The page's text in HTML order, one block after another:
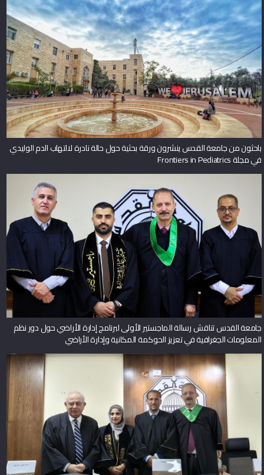
باحثون من جامعة القدس ينشرون ورقة بحثية حول حالة نادرة لالتهاب الدم الوليدي
في مجلة Frontiers in Pediatrics
جامعة القدس تناقش رسالة الماجستير الأولى لبرنامج إدارة الأراضي حول دور نظم
المعلومات الجغرافية في تعزيز الحوكمة المكانية وإدارة الأراضي